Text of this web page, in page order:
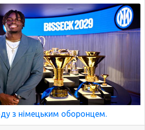
з німецьким оборонцем.